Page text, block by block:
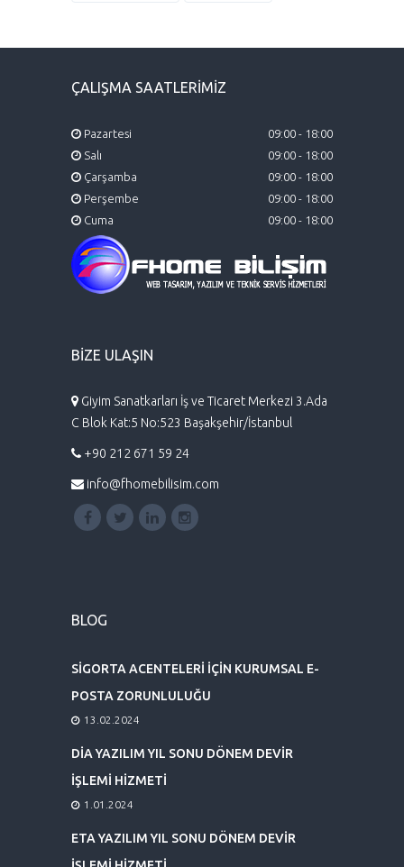
ÇALIŞMA SAATLERİMİZ
Pazartesi
09:00 - 18:00
Salı
09:00 - 18:00
Çarşamba
09:00 - 18:00
Perşembe
09:00 - 18:00
Cuma
09:00 - 18:00
BİZE ULAŞIN
Giyim Sanatkarları İş ve Ticaret Merkezi 3.Ada
C Blok Kat:5 No:523 Başakşehir/İstanbul
+90 212 671 59 24
info@fhomebilisim.com
BLOG
SİGORTA ACENTELERİ İÇİN KURUMSAL E-
POSTA ZORUNLULUĞU
13.02.2024
DİA YAZILIM YIL SONU DÖNEM DEVİR
İŞLEMİ HİZMETİ
1.01.2024
ETA YAZILIM YIL SONU DÖNEM DEVİR